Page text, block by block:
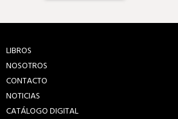
LIBROS
NOSOTROS
CONTACTO
NOTICIAS
CATÁLOGO DIGITAL